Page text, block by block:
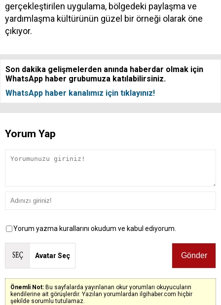
gerçekleştirilen uygulama, bölgedeki paylaşma ve
yardımlaşma kültürünün güzel bir örneği olarak öne
çıkıyor.
Son dakika gelişmelerden anında haberdar olmak için
WhatsApp haber grubumuza katılabilirsiniz.
WhatsApp haber kanalımız için tıklayınız!
Yorum Yap
Yorum yazma kurallarını okudum ve kabul ediyorum.
Avatar Seç
Önemli Not: Bu sayfalarda yayınlanan okur yorumları okuyucuların
kendilerine ait görüşlerdir. Yazılan yorumlardan ilgihaber.com hiçbir
şekilde sorumlu tutulamaz.